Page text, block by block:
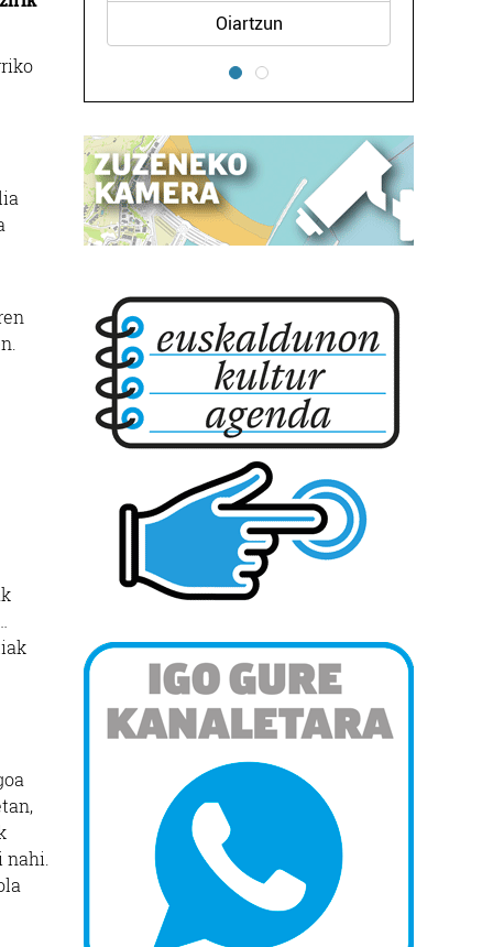
nahi.
Oiartzun